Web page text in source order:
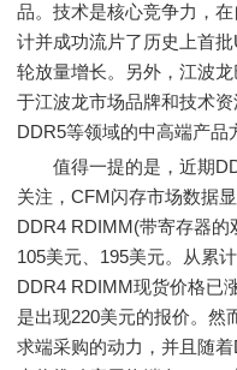
品。技术是核心竞争力，
计并成功流片了历史上首
轮放量增长。另外，江波
于江波龙市场品牌和技术资
DDR5等领域的中高端产品
值得一提的是，近期
关注，CFM闪存市场数据
DDR4 RDIMM(带寄存器的
105美元、195美元。从累
DDR4 RDIMM现货价格已
是出现220美元的报价。然
求端采购的动力，并且随